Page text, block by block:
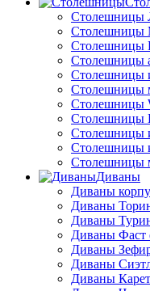
Столешницы
Столешницы
Столешницы
Столешницы
Столешницы
Столешницы
Столешницы
Столешницы
Диваны
Диваны
Диваны
Диваны
Диваны Фаст
Диваны
Диваны
Диваны